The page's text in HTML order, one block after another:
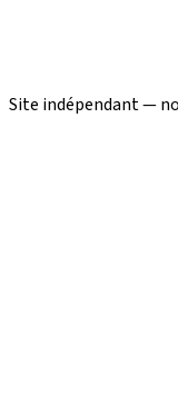
Site indépendant —